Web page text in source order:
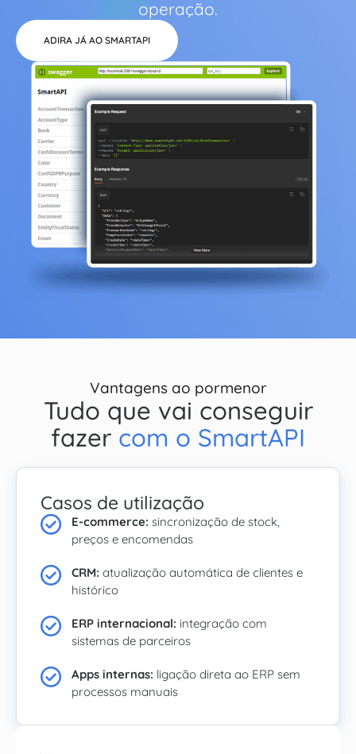
operação.
ADIRA JÁ AO SMARTAPI
Vantagens ao pormenor
Tudo que vai conseguir
fazer com o SmartAPI
Casos de utilização
E-commerce: sincronização de stock,
preços e encomendas
CRM: atualização automática de clientes e
histórico
ERP internacional: integração com
sistemas de parceiros
Apps internas: ligação direta ao ERP sem
processos manuais